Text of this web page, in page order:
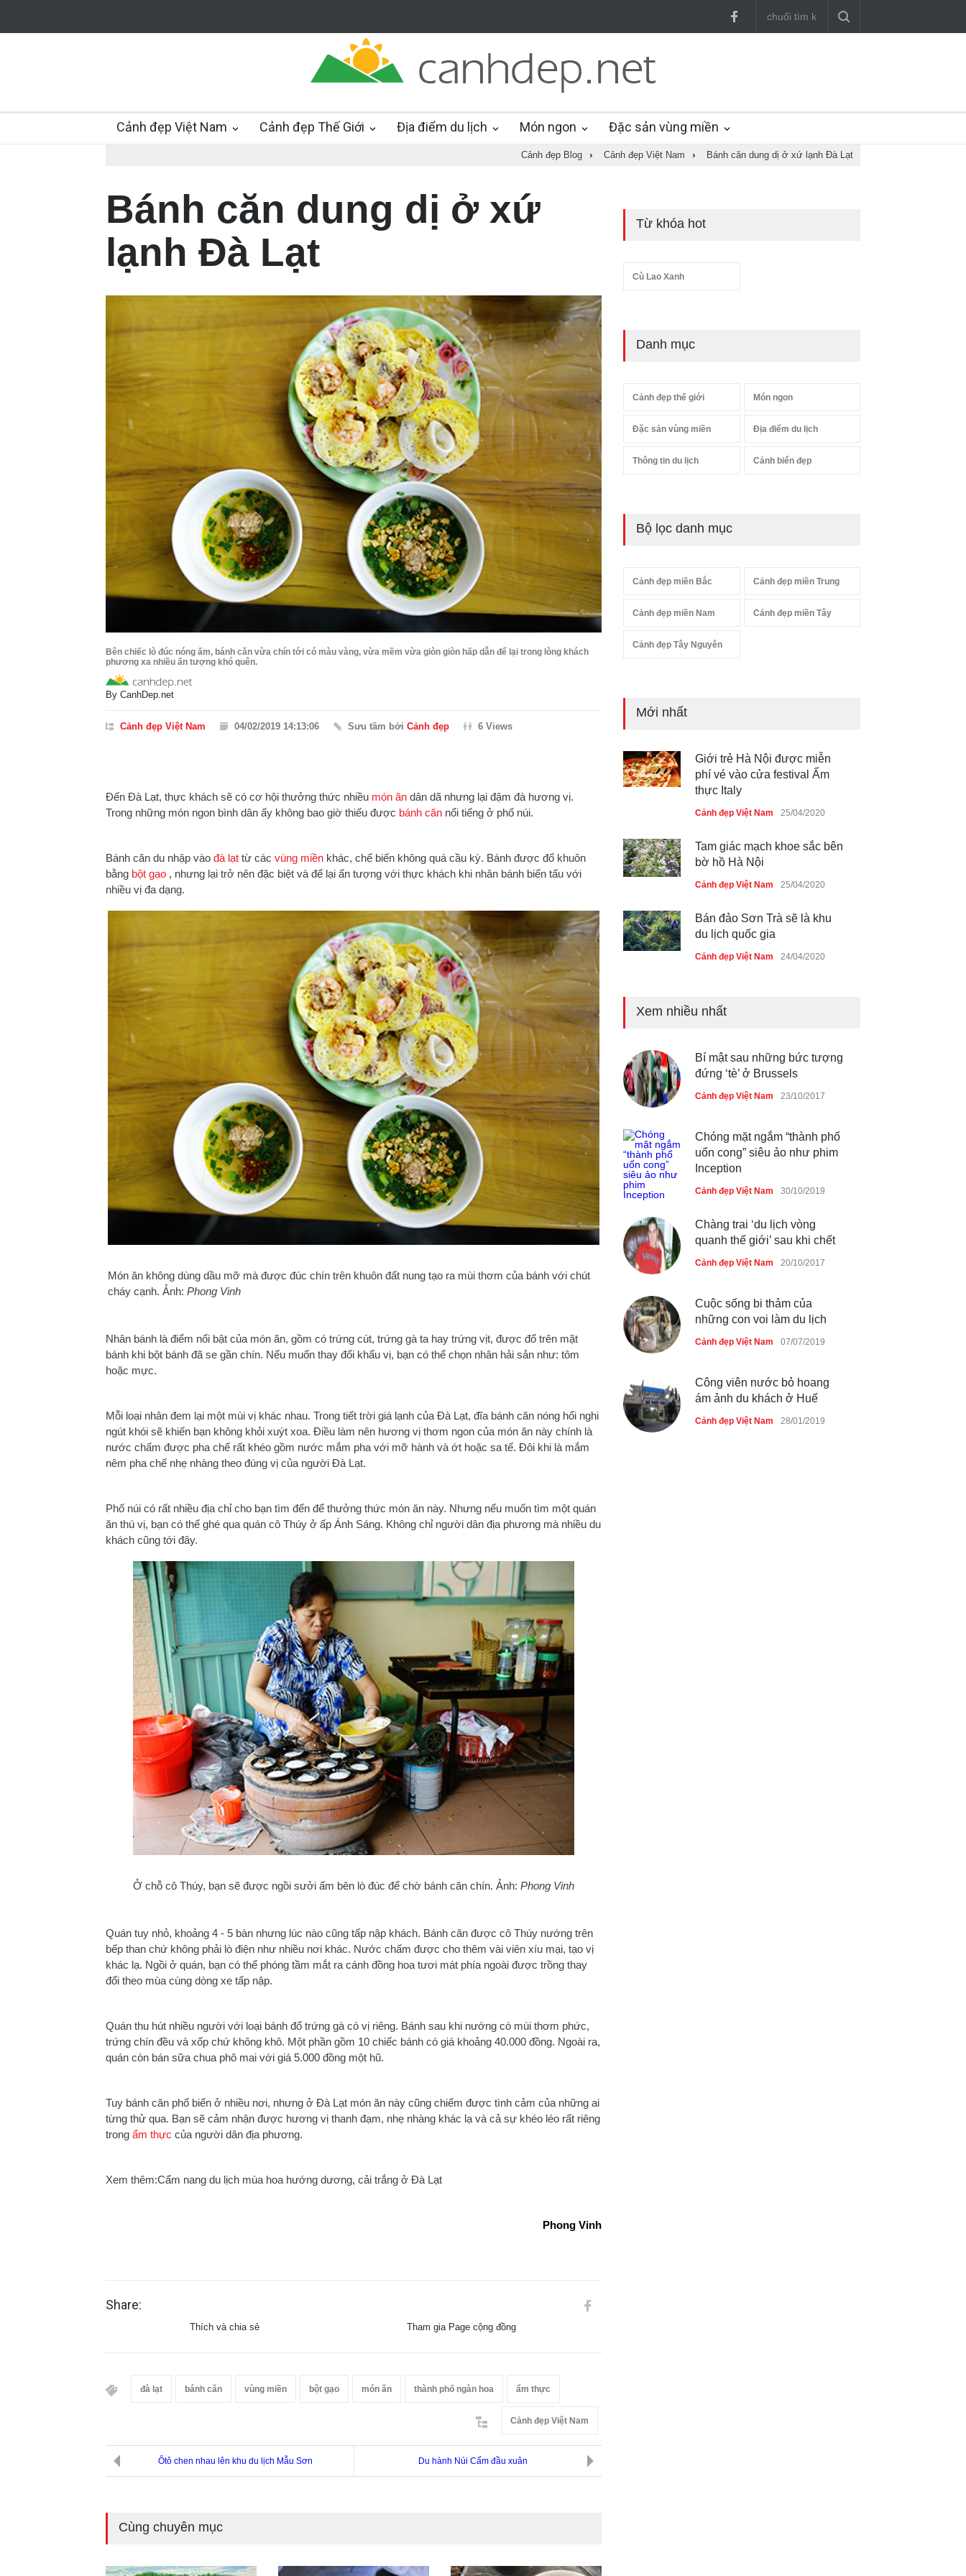
Cảnh đẹp Việt Nam Cảnh đẹp Thế Giới Địa điểm du lịch Món ngon Đặc sản vùng miền
Cảnh đẹp Blog › Cảnh đẹp Việt Nam › Bánh căn dung dị ở xứ lạnh Đà Lạt
Bánh căn dung dị ở xứ
lạnh Đà Lạt
Bên chiếc lò đúc nóng ấm, bánh căn vừa chín tới có màu vàng, vừa mềm vừa giòn giòn hấp dẫn để lại trong lòng khách
phương xa nhiều ấn tượng khó quên.
By CanhDep.net
Cảnh đẹp Việt Nam 04/02/2019 14:13:06 Sưu tầm bởi Cảnh đẹp 6 Views
Đến Đà Lạt, thực khách sẽ có cơ hội thưởng thức nhiều món ăn dân dã nhưng lại đậm đà hương vị.
Trong những món ngon bình dân ấy không bao giờ thiếu được bánh căn nổi tiếng ở phố núi.
Bánh căn du nhập vào đà lạt từ các vùng miền khác, chế biến không quá cầu kỳ. Bánh được đổ khuôn
bằng bột gạo , nhưng lại trở nên đặc biệt và để lại ấn tượng với thực khách khi nhân bánh biến tấu với
nhiều vị đa dạng.
Món ăn không dùng dầu mỡ mà được đúc chín trên khuôn đất nung tạo ra mùi thơm của bánh với chút
cháy cạnh. Ảnh: Phong Vinh
Nhân bánh là điểm nổi bật của món ăn, gồm có trứng cút, trứng gà ta hay trứng vịt, được đổ trên mặt
bánh khi bột bánh đã se gần chín. Nếu muốn thay đổi khẩu vị, bạn có thể chọn nhân hải sản như: tôm
hoặc mực.
Mỗi loại nhân đem lại một mùi vị khác nhau. Trong tiết trời giá lạnh của Đà Lạt, đĩa bánh căn nóng hổi nghi
ngút khói sẽ khiến bạn không khỏi xuýt xoa. Điều làm nên hương vị thơm ngon của món ăn này chính là
nước chấm được pha chế rất khéo gồm nước mắm pha với mỡ hành và ớt hoặc sa tế. Đôi khi là mắm
nêm pha chế nhẹ nhàng theo đúng vị của người Đà Lạt.
Phố núi có rất nhiều địa chỉ cho bạn tìm đến để thưởng thức món ăn này. Nhưng nếu muốn tìm một quán
ăn thú vị, bạn có thể ghé qua quán cô Thúy ở ấp Ánh Sáng. Không chỉ người dân địa phương mà nhiều du
khách cũng tới đây.
Ở chỗ cô Thúy, bạn sẽ được ngồi sưởi ấm bên lò đúc để chờ bánh căn chín. Ảnh: Phong Vinh
Quán tuy nhỏ, khoảng 4 - 5 bàn nhưng lúc nào cũng tấp nập khách. Bánh căn được cô Thúy nướng trên
bếp than chứ không phải lò điện như nhiều nơi khác. Nước chấm được cho thêm vài viên xíu mại, tạo vị
khác lạ. Ngồi ở quán, bạn có thể phóng tầm mắt ra cánh đồng hoa tươi mát phía ngoài được trồng thay
đổi theo mùa cùng dòng xe tấp nập.
Quán thu hút nhiều người với loại bánh đổ trứng gà có vị riêng. Bánh sau khi nướng có mùi thơm phức,
trứng chín đều và xốp chứ không khô. Một phần gồm 10 chiếc bánh có giá khoảng 40.000 đồng. Ngoài ra,
quán còn bán sữa chua phô mai với giá 5.000 đồng một hũ.
Tuy bánh căn phổ biến ở nhiều nơi, nhưng ở Đà Lạt món ăn này cũng chiếm được tình cảm của những ai
từng thử qua. Bạn sẽ cảm nhận được hương vị thanh đạm, nhẹ nhàng khác lạ và cả sự khéo léo rất riêng
trong ẩm thực của người dân địa phương.
Xem thêm:Cẩm nang du lịch mùa hoa hướng dương, cải trắng ở Đà Lạt
Phong Vinh
Share:
Thích và chia sẻ Tham gia Page cộng đồng
đà lạt bánh căn vùng miền bột gạo món ăn thành phố ngàn hoa ẩm thực
Cảnh đẹp Việt Nam
Ôtô chen nhau lên khu du lịch Mẫu Sơn Du hành Núi Cấm đầu xuân
Cùng chuyên mục
Từ khóa hot
Cù Lao Xanh
Danh mục
Cảnh đẹp thế giới Món ngon
Đặc sản vùng miền Địa điểm du lịch
Thông tin du lịch Cảnh biển đẹp
Bộ lọc danh mục
Cảnh đẹp miền Bắc Cảnh đẹp miền Trung
Cảnh đẹp miền Nam Cảnh đẹp miền Tây
Cảnh đẹp Tây Nguyên
Mới nhất
Giới trẻ Hà Nội được miễn
phí vé vào cửa festival Ẩm
thực Italy
Cảnh đẹp Việt Nam 25/04/2020
Tam giác mạch khoe sắc bên
bờ hồ Hà Nội
Cảnh đẹp Việt Nam 25/04/2020
Bán đảo Sơn Trà sẽ là khu
du lịch quốc gia
Cảnh đẹp Việt Nam 24/04/2020
dã ở Sài Gòn
Nhiều hoạt động tôn vinh nhà
giáo tại Đầm Sen
Cảnh đẹp Việt Nam 25/04/2020
Xem nhiều nhất
Bí mật sau những bức tượng
đứng ‘tè’ ở Brussels
Cảnh đẹp Việt Nam 23/10/2017
Chóng mặt ngắm “thành phố
uốn cong” siêu ảo như phim
Inception
Cảnh đẹp Việt Nam 30/10/2019
Chàng trai ‘du lịch vòng
quanh thế giới’ sau khi chết
Cảnh đẹp Việt Nam 20/10/2017
Cuộc sống bi thảm của
những con voi làm du lịch
Cảnh đẹp Việt Nam 07/07/2019
Công viên nước bỏ hoang
ám ảnh du khách ở Huế
Cảnh đẹp Việt Nam 28/01/2019